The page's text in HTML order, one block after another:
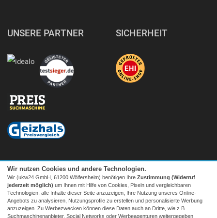
UNSERE PARTNER SICHERHEIT
Wir nutzen Cookies und andere Technologien.
Wir (ukw24 GmbH, 61200 Wölfersheim) benötigen Ihre Zustimmung (Widerruf
jederzeit möglich) um Ihnen mit Hilfe von Cookies, Pixeln und vergleichbaren
Technologien, alle Inhalte dieser Seite anzuzeigen, Ihre Nutzung unseres Online-
Angebots zu analysieren, Nutzungsprofile zu erstellen und personalisierte Werbung
anzuzeigen. Zu Werbezwecken können diese Daten auch an Dritte, wie z.B.
Suchmaschinenanbieter, Social Networks oder Werbeagenturen weitergegeben